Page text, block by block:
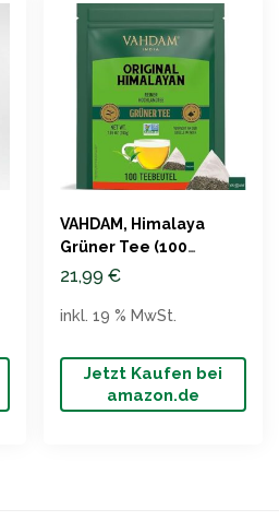
VAHDAM, Himalaya
Grüner Tee (100
Pyramiden Teebeutel)
21,99 €
Jetzt Kaufen bei
amazon.de
inkl. 19 % MwSt.